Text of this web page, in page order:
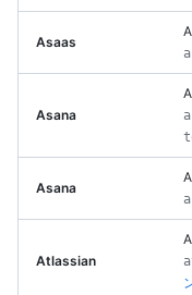
Asaas
Asana
Asana
Atlassian